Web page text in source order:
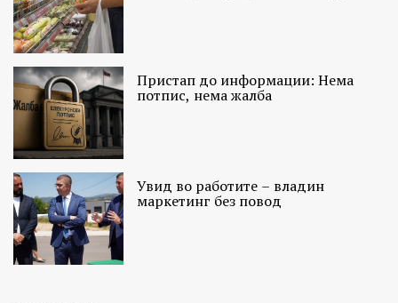
Пристап до информации: Нема
потпис, нема жалба
Увид во работите – владин
маркетинг без повод